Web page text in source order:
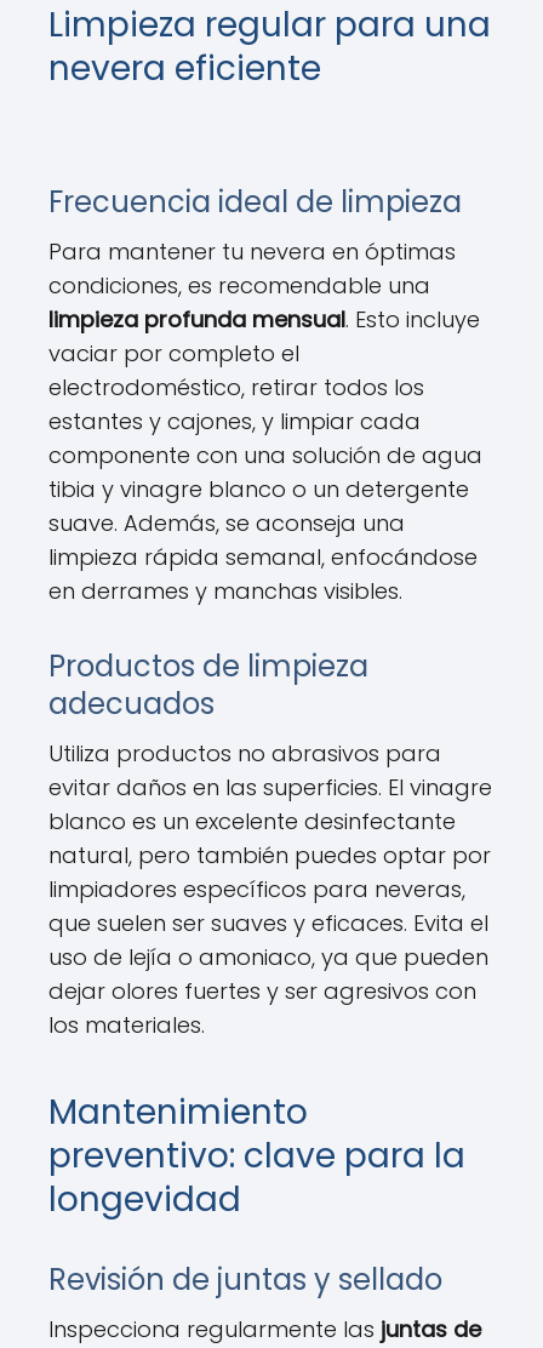
Limpieza regular para una
nevera eficiente
Frecuencia ideal de limpieza
Para mantener tu nevera en óptimas
condiciones, es recomendable una
limpieza profunda mensual. Esto incluye
vaciar por completo el
electrodoméstico, retirar todos los
estantes y cajones, y limpiar cada
componente con una solución de agua
tibia y vinagre blanco o un detergente
suave. Además, se aconseja una
limpieza rápida semanal, enfocándose
en derrames y manchas visibles.
Productos de limpieza
adecuados
Utiliza productos no abrasivos para
evitar daños en las superficies. El vinagre
blanco es un excelente desinfectante
natural, pero también puedes optar por
limpiadores específicos para neveras,
que suelen ser suaves y eficaces. Evita el
uso de lejía o amoniaco, ya que pueden
dejar olores fuertes y ser agresivos con
los materiales.
Mantenimiento
preventivo: clave para la
longevidad
Revisión de juntas y sellado
Inspecciona regularmente las juntas de